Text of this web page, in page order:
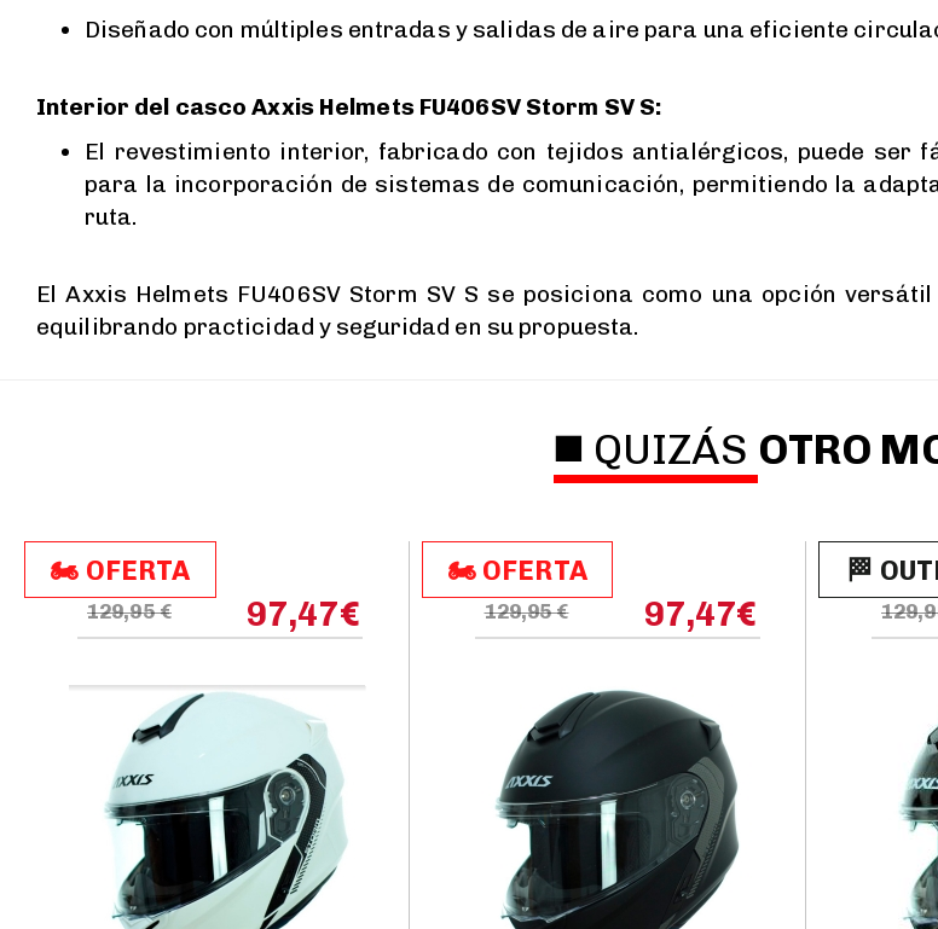
Diseñado con múltiples entradas y salidas de aire para una eficiente
Interior del casco Axxis Helmets FU406SV Storm SV S:
El revestimiento interior, fabricado con tejidos antialérgicos, puede ser
para la incorporación de sistemas de comunicación, permitiendo la
ruta.
El Axxis Helmets FU406SV Storm SV S se posiciona como una opción
equilibrando practicidad y seguridad en su propuesta.
◼️ QUIZÁS OTRO
🏍️​​ OFERTA
97,47€
129,95 €
🏍️​​ OFERTA
97,47€
129,95 €
🏁​​​​